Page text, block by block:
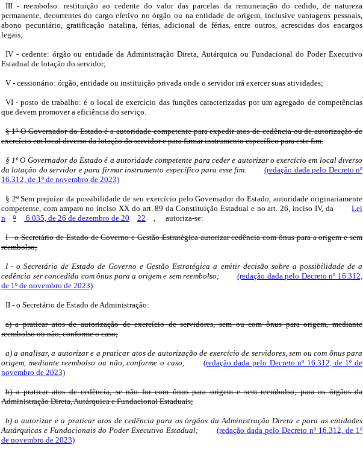
III - reembolso: restituição ao cedente do valor das parcelas da remuneração do cedido, de natureza
permanente, decorrentes do cargo efetivo no órgão ou na entidade de origem, inclusive vantagens pessoais,
abono pecuniário, gratificação natalina, férias, adicional de férias, entre outros, acrescidas dos encargos
legais;
IV - cedente: órgão ou entidade da Administração Direta, Autárquica ou Fundacional do Poder Executivo
Estadual de lotação do servidor;
V - cessionário: órgão, entidade ou instituição privada onde o servidor irá exercer suas atividades;
VI - posto de trabalho: é o local de exercício das funções caracterizadas por um agregado de competências
que devem promover a eficiência do serviço.
§ 1º O Governador do Estado é a autoridade competente para expedir atos de cedência ou de autorização de
exercício em local diverso da lotação do servidor e para firmar instrumento específico para este fim.
§ 1º O Governador do Estado é a autoridade competente para ceder e autorizar o exercício em local diverso
da lotação do servidor e para firmar instrumento específico para esse fim.
(redação dada pelo Decreto nº
16.312, de 1º de novembro de 2023)
§ 2º Sem prejuízo da possibilidade de seu exercício pelo Governador do Estado, autoridade originariamente
competente, com amparo no inciso XX do art. 89 da Constituição Estadual e no art. 26, inciso IV, da
Lei
n
º 6.035, de 26 de dezembro de 20 22 , autoriza-se:
I - o Secretário de Estado de Governo e Gestão Estratégica autorizar cedência com ônus para a origem e sem
reembolso;
I - o Secretário de Estado de Governo e Gestão Estratégica a emitir decisão sobre a possibilidade de a
cedência ser concedida com ônus para a origem e sem reembolso;
(redação dada pelo Decreto nº 16.312,
de 1º de novembro de 2023)
II - o Secretário de Estado de Administração:
a) a praticar atos de autorização de exercício de servidores, sem ou com ônus para origem, mediante
reembolso ou não, conforme o caso;
a) a analisar, a autorizar e a praticar atos de autorização de exercício de servidores, sem ou com ônus para
origem, mediante reembolso ou não, conforme o caso;
(redação dada pelo Decreto nº 16.312, de 1º de
novembro de 2023)
b) a praticar atos de cedência, se não for com ônus para origem e sem reembolso, para os órgãos da
Administração Direta, Autárquica e Fundacional Estaduais;
b) a autorizar e a praticar atos de cedência para os órgãos da Administração Direta e para as entidades
Autárquicas e Fundacionais do Poder Executivo Estadual;
(redação dada pelo Decreto nº 16.312, de 1º
de novembro de 2023)